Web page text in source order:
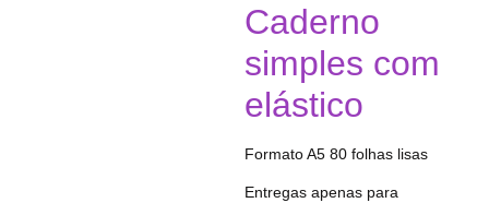
Caderno
simples com
elástico
Formato A5 80 folhas lisas
Entregas apenas para